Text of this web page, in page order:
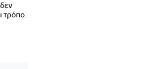
τρόπο.